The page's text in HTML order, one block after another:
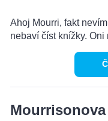
Ahoj Mourri, fakt
nebaví číst knížky. Oni